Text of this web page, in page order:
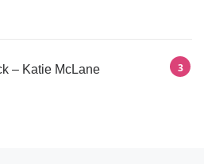
– Katie McLane